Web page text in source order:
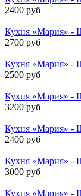
2400 руб
Кухня «Мария» -
2700 руб
Кухня «Мария» -
2500 руб
Кухня «Мария» -
3200 руб
Кухня «Мария»
2400 руб
Кухня «Мария» -
3000 руб
Кухня «Мария» -